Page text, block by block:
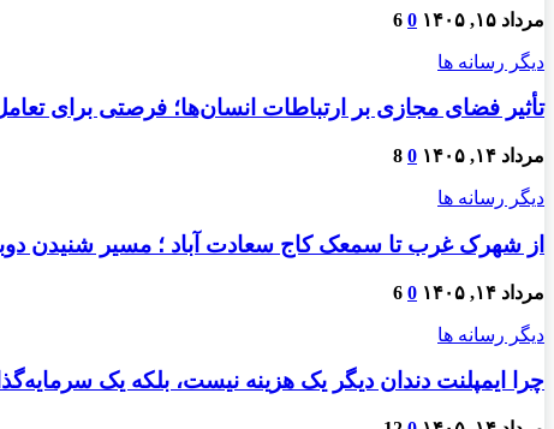
مرداد ۱۵, ۱۴۰۵ 0
6
دیگر رسانه ها
تأثیر فضای مجازی بر ارتباطات انسان‌ها؛ فرصتی برای
مرداد ۱۴, ۱۴۰۵ 0
8
دیگر رسانه ها
از شهرک غرب تا سمعک کاج سعادت آباد ؛ مسیر شنیدن
مرداد ۱۴, ۱۴۰۵ 0
6
دیگر رسانه ها
چرا ایمپلنت دندان دیگر یک هزینه نیست، بلکه یک